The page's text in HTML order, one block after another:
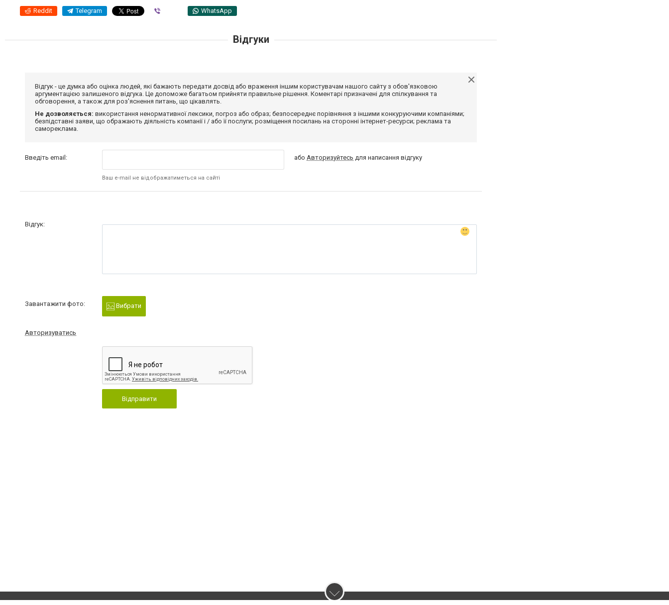
Reddit Telegram WhatsApp
Відгуки
Відгук - це думка або оцінка людей, які бажають передати досвід або враження іншим користувачам нашого сайту з обов'язковою
аргументацією залишеного відгука. Це допоможе багатьом прийняти правильне рішення. Коментарі призначені для спілкування та
обговорення, а також для роз'яснення питань, що цікавлять.
Не дозволяється: використання ненормативної лексики, погроз або образ; безпосереднє порівняння з іншими конкуруючими компаніями;
безпідставні заяви, що ображають діяльність компанії і / або її послуги; розміщення посилань на сторонні інтернет-ресурси; реклама та
самореклама.
Введіть email:
Ваш e-mail не відображатиметься на сайті
абоАвторизуйтесь для написання відгуку
Відгук:
Завантажити фото: Вибрати
Авторизуватись
Відправити